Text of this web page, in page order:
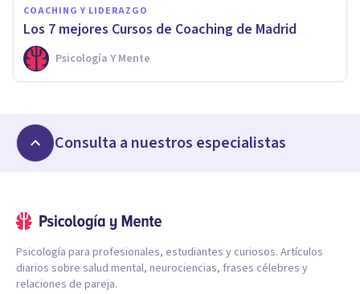
COACHING Y LIDERAZGO
Los 7 mejores Cursos de Coaching de Madrid
Psicología Y Mente
Consulta a nuestros especialistas
Psicología para profesionales, estudiantes y curiosos. Artículos
diarios sobre salud mental, neurociencias, frases célebres y
relaciones de pareja.